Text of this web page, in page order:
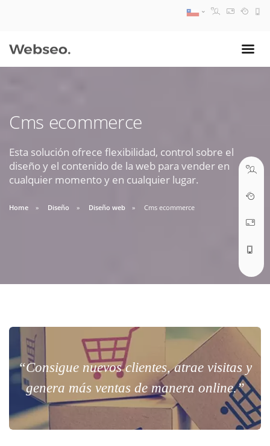
Cms ecommerce
Esta solución ofrece flexibilidad, control sobre el
diseño y el contenido de la web para vender en
cualquier momento y en cualquier lugar.
Home Diseño Diseño web Cms ecommerce
“Consigue nuevos clientes, atrae visitas y
genera más ventas de manera online.”
09:30 AM A 18:30 PM
soporte@webseo.cl
ABRIR TICKET